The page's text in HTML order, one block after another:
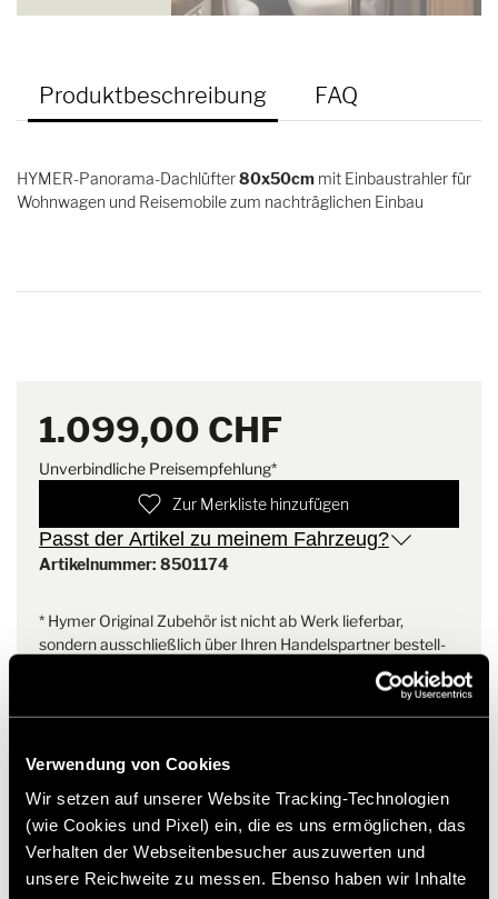
Verwendung von Cookies
Wir setzen auf unserer Website Tracking-Technologien
(wie Cookies und Pixel) ein, die es uns ermöglichen, das
Verhalten der Webseitenbesucher auszuwerten und
unsere Reichweite zu messen. Ebenso haben wir Inhalte
Produktbeschreibung FAQ
HYMER-Panorama-Dachlüfter80x50cm mit Einbaustrahler für
Wohnwagen und Reisemobile zum nachträglichen Einbau
1.099,00 CHF
Unverbindliche Preisempfehlung*
Zur Merkliste hinzufügen
Passt der Artikel zu meinem Fahrzeug?
Artikelnummer: 8501174
* Hymer Original Zubehör ist nicht ab Werk lieferbar,
sondern ausschließlich über Ihren Handelspartner bestell-
und nachrüstbar. Abbildungen teilweise vorbehaltlich